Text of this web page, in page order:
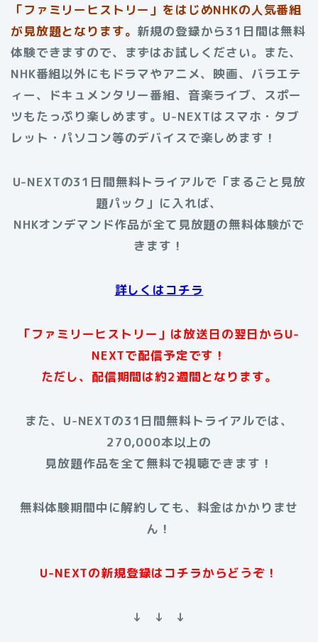
「ファミリーヒストリー」をはじめNHKの人気番組
が見放題となります。 新規の登録から31日間は無料
体験できますので、まずはお試しください。また、
NHK番組以外にもドラマやアニメ、映画、バラエテ
ィー、ドキュメンタリー番組、音楽ライブ、スポー
ツもたっぷり楽しめます。U-NEXTはスマホ・タブ
レット・パソコン等のデバイスで楽しめます！
U-NEXTの31日間無料トライアルで「まるごと見放
題パック」に入れば、
NHKオンデマンド作品が全て見放題の無料体験がで
きます！
詳しくはコチラ
「ファミリーヒストリー」は放送日の翌日からU-
NEXTで配信予定です！
ただし、配信期間は約2週間となります。
また、U-NEXTの31日間無料トライアルでは、
270,000本以上の
見放題作品を全て無料で視聴できます！
無料体験期間中に解約しても、料金はかかりませ
ん！
U-NEXTの新規登録はコチラからどうぞ！
↓ ↓ ↓